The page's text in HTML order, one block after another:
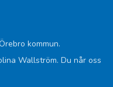
kommun.
Wallström. Du når oss